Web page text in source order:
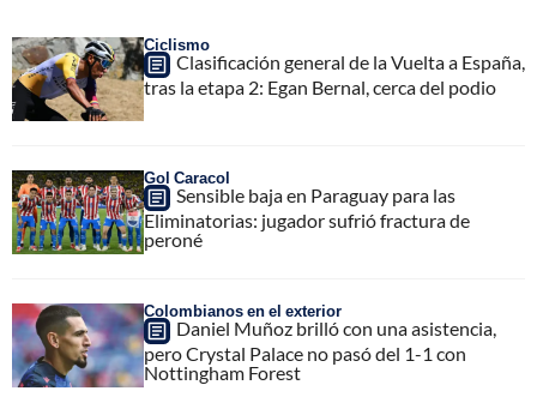
Ciclismo
Clasificación general de la Vuelta a España,
tras la etapa 2: Egan Bernal, cerca del podio
Gol Caracol
Sensible baja en Paraguay para las
Eliminatorias: jugador sufrió fractura de
peroné
Colombianos en el exterior
Daniel Muñoz brilló con una asistencia,
pero Crystal Palace no pasó del 1-1 con
Nottingham Forest